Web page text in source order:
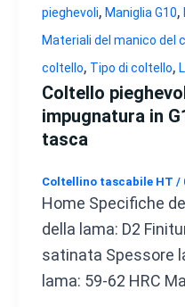
pieghevoli, Maniglia G10,
Materiali del manico del
coltello, Tipo di coltello,
Coltello
impugnatura in
tasca
Coltellino tascabile HT /
Home Specifiche
della lama: D2
satinata Spessore
lama: 59-62 HRC